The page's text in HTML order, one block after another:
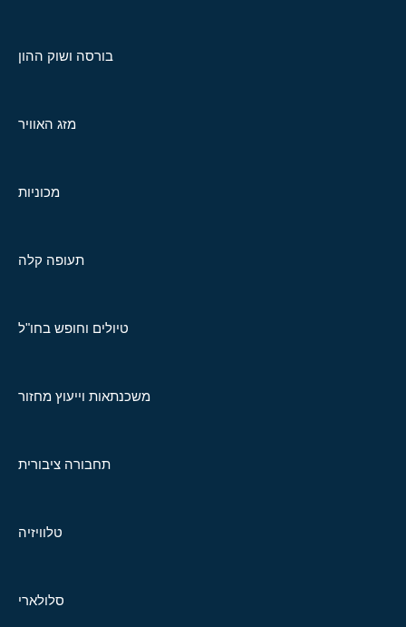
בורסה ושוק ההון
מזג האוויר
מכוניות
תעופה קלה
טיולים וחופש בחו"ל
משכנתאות וייעוץ מחזור
תחבורה ציבורית
טלוויזיה
סלולארי